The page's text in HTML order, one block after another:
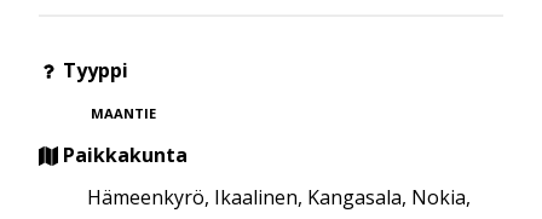
Tyyppi
MAANTIE
Paikkakunta
Hämeenkyrö, Ikaalinen, Kangasala, Nokia,